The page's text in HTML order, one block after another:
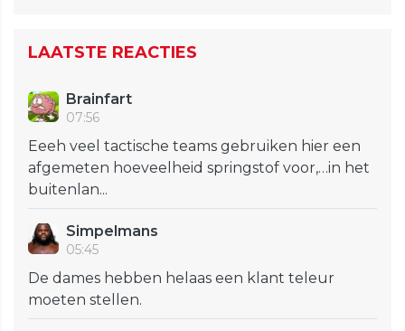
LAATSTE REACTIES
Brainfart
07:56
Eeeh veel tactische teams gebruiken hier een
afgemeten hoeveelheid springstof voor,…in het
buitenlan...
Simpelmans
05:45
De dames hebben helaas een klant teleur
moeten stellen.